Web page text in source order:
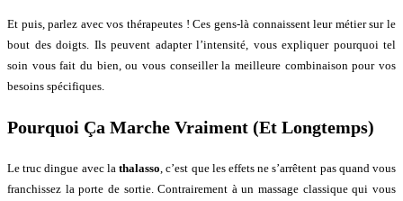
Et puis, parlez avec vos thérapeutes ! Ces gens-là connaissent leur métier sur le
bout des doigts. Ils peuvent adapter l’intensité, vous expliquer pourquoi tel
soin vous fait du bien, ou vous conseiller la meilleure combinaison pour vos
besoins spécifiques.
Pourquoi Ça Marche Vraiment (Et Longtemps)
Le truc dingue avec lathalasso , c’est que les effets ne s’arrêtent pas quand vous
franchissez la porte de sortie. Contrairement à un massage classique qui vous